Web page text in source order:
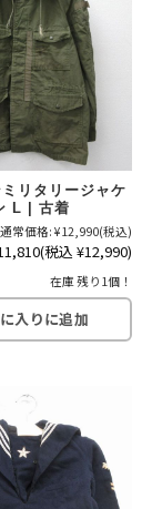
70年代
40年代
リタリージャケ
L | 古着
通常価格: ¥12,990(税込)
(税込 ¥12,990)
在庫 残り1個！